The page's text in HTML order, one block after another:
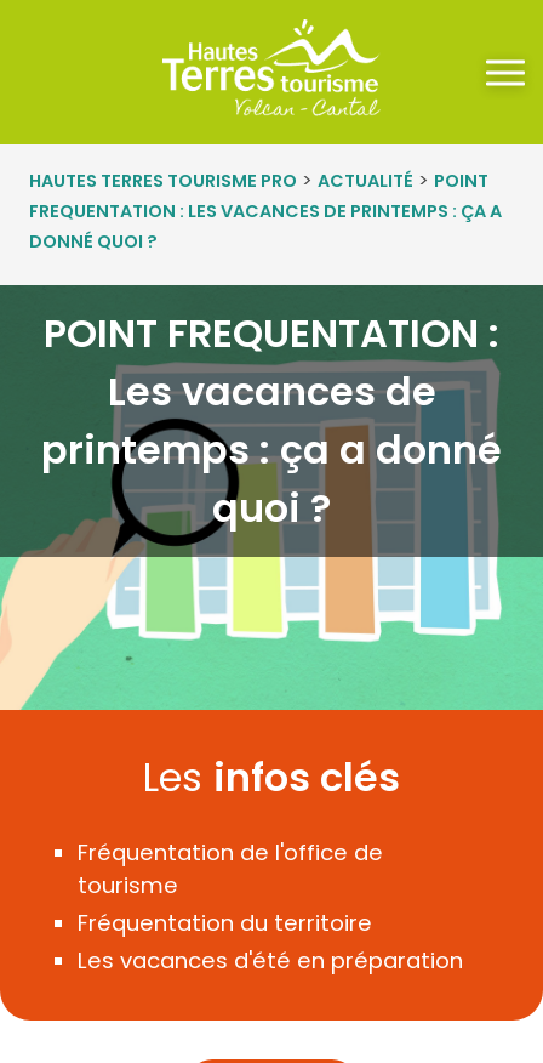
HAUTES TERRES TOURISME PRO > ACTUALITÉ > POINT
FREQUENTATION : LES VACANCES DE PRINTEMPS : ÇA A
DONNÉ QUOI ?
POINT FREQUENTATION :
Les vacances de
printemps : ça a donné
quoi ?
Les infos clés
Fréquentation de l'office de
tourisme
Fréquentation du territoire
Les vacances d'été en préparation
Panneau de gestion des cookies